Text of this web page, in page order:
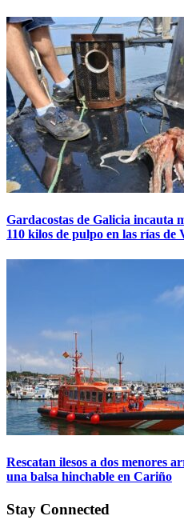
Gardacostas de Galicia incauta
110 kilos de pulpo en las rías de
Rescatan ilesos a dos menores
una balsa hinchable en Cariño
Stay Connected